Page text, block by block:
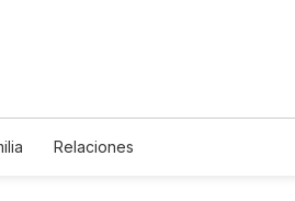
Relaciones